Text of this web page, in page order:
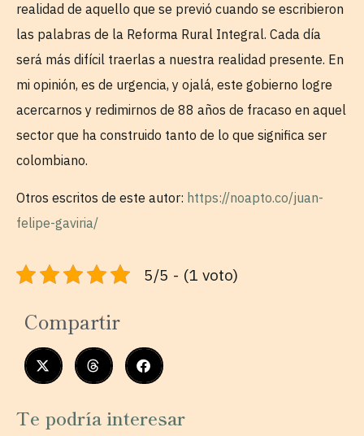
realidad de aquello que se previó cuando se escribieron
las palabras de la Reforma Rural Integral. Cada día
será más difícil traerlas a nuestra realidad presente. En
mi opinión, es de urgencia, y ojalá, este gobierno logre
acercarnos y redimirnos de 88 años de fracaso en aquel
sector que ha construido tanto de lo que significa ser
colombiano.
Otros escritos de este autor: https://noapto.co/juan-
felipe-gaviria/
5/5 - (1 voto)
Compartir
Te podría interesar